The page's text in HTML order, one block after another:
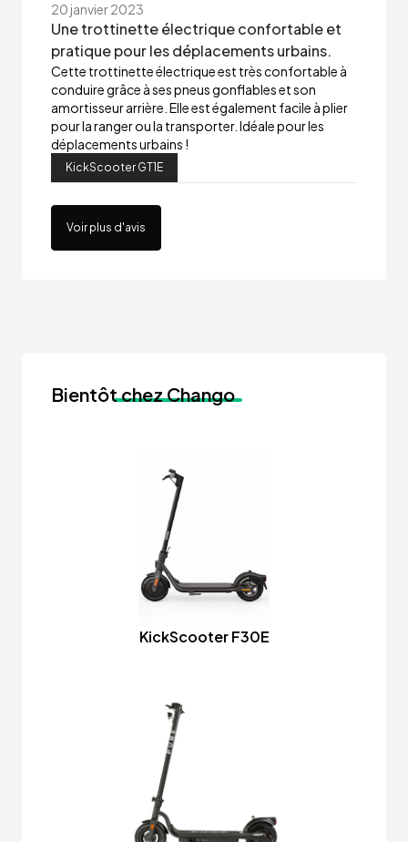
20 janvier 2023
Une trottinette électrique confortable et
pratique pour les déplacements urbains.
Cette trottinette électrique est très confortable à
conduire grâce à ses pneus gonflables et son
amortisseur arrière. Elle est également facile à plier
pour la ranger ou la transporter. Idéale pour les
déplacements urbains !
KickScooter GT1E
Voir plus d'avis
Bientôtchez Chango
KickScooter F30E